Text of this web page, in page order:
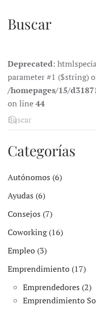
Buscar
Deprecated:
parameter #1 ($string)
/homepages/15/
on line44
Categorías
Autónomos (6)
Ayudas (6)
Consejos (7)
Coworking (16)
Empleo (3)
Emprendimiento (17)
Emprendedores (2)
Emprendimiento